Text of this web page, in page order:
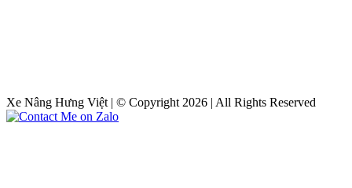
Xe Nâng Hưng Việt | © Copyright 2026 | All Rights Reserved